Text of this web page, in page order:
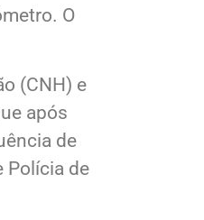
O
(CNH) e
após
de
Polícia de